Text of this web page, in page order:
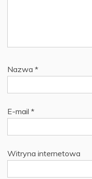
Nazwa *
E-mail *
Witryna internetowa